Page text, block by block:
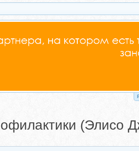
(Элисо